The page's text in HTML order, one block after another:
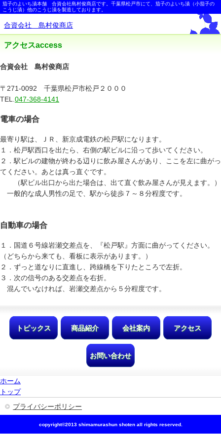
茄子のよいち漬本舗 合資会社島村俊商店です。千葉県松戸市にて、茄子のよいち漬（小茄子の
こうじ漬）他のこうじ漬を製造しております。
合資会社 島村俊商店
アクセスaccess
合資会社 島村俊商店
〒271-0092 千葉県松戸市松戸２０００
TEL. 047-368-4141
電車の場合
最寄り駅は、ＪＲ、新京成電鉄の松戸駅になります。
１．松戸駅西口を出たら、右側の駅ビルに沿って歩いてください。
２．駅ビルの建物が終わる辺りに飲み屋さんがあり、ここを左に曲がっ
てください。あとは真っ直ぐです。
（駅ビル出口から出た場合は、出て直ぐ飲み屋さんが見えます。）
一般的な成人男性の足で、駅から徒歩７～８分程度です。
自動車の場合
１．国道６号線岩瀬交差点を、『松戸駅』方面に曲がってください。
（どちらから来ても、看板に表示があります。）
２．ずっと道なりに直進し、跨線橋を下りたところで左折。
３．次の信号のある交差点を右折。
混んでいなければ、岩瀬交差点から５分程度です。
トピックス 商品紹介 会社案内 アクセス
お問い合わせ
ホーム
トップ
プライバシーポリシー
copyright©2013 shimamurashun shoten all rights reserved.